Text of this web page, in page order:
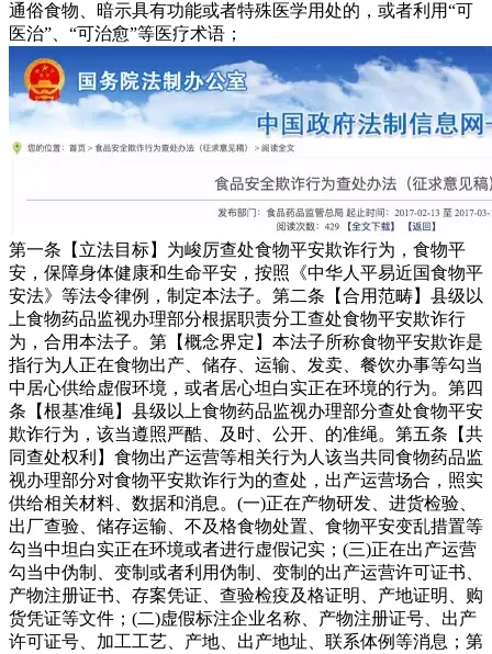
通俗食物、暗示具有功能或者特殊医学用处的，或者利用“可
医治”、“可治愈”等医疗术语；
第一条【立法目标】为峻厉查处食物平安欺诈行为，食物平
安，保障身体健康和生命平安，按照《中华人平易近国食物平
安法》等法令律例，制定本法子。第二条【合用范畴】县级以
上食物药品监视办理部分根据职责分工查处食物平安欺诈行
为，合用本法子。第【概念界定】本法子所称食物平安欺诈是
指行为人正在食物出产、储存、运输、发卖、餐饮办事等勾当
中居心供给虚假环境，或者居心坦白实正在环境的行为。第四
条【根基准绳】县级以上食物药品监视办理部分查处食物平安
欺诈行为，该当遵照严酷、及时、公开、的准绳。第五条【共
同查处权利】食物出产运营等相关行为人该当共同食物药品监
视办理部分对食物平安欺诈行为的查处，出产运营场合，照实
供给相关材料、数据和消息。(一)正在产物研发、进货检验、
出厂查验、储存运输、不及格食物处置、食物平安变乱措置等
勾当中坦白实正在环境或者进行虚假记实；(三)正在出产运营
勾当中伪制、变制或者利用伪制、变制的出产运营许可证书、
产物注册证书、存案凭证、查验检疫及格证明、产地证明、购
货凭证等文件；(二)虚假标注企业名称、产物注册证号、出产
许可证号、加工工艺、产地、出产地址、联系体例等消息；第